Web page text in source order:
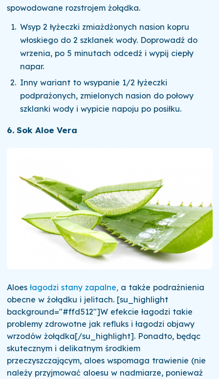
spowodowane rozstrojem żołądka.
Wsyp 2 łyżeczki zmiażdżonych nasion kopru
włoskiego do 2 szklanek wody. Doprowadź do
wrzenia, po 5 minutach odcedź i wypij ciepły
napar.
Inny wariant to wsypanie 1/2 łyżeczki
podprażonych, zmielonych nasion do połowy
szklanki wody i wypicie napoju po posiłku.
6. Sok Aloe Vera
Aloesłagodzi stany zapalne, a także podrażnienia
obecne w żołądku i jelitach. [su_highlight
background="#ffd512"]W efekcie łagodzi takie
problemy zdrowotne jak refluks i łagodzi objawy
wrzodów żołądka[/su_highlight]. Ponadto, będąc
skutecznym i delikatnym środkiem
przeczyszczającym, aloes wspomaga trawienie (nie
należy przyjmować aloesu w nadmiarze, ponieważ